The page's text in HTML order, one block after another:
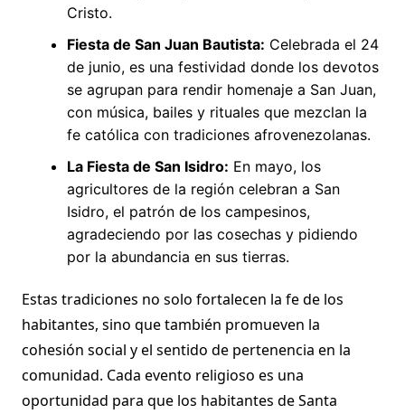
Cristo.
Fiesta de San Juan Bautista: Celebrada el 24
de junio, es una festividad donde los devotos
se agrupan para rendir homenaje a San Juan,
con música, bailes y rituales que mezclan la
fe católica con tradiciones afrovenezolanas.
La Fiesta de San Isidro: En mayo, los
agricultores de la región celebran a San
Isidro, el patrón de los campesinos,
agradeciendo por las cosechas y pidiendo
por la abundancia en sus tierras.
Estas tradiciones no solo fortalecen la fe de los
habitantes, sino que también promueven la
cohesión social y el sentido de pertenencia en la
comunidad. Cada evento religioso es una
oportunidad para que los habitantes de Santa